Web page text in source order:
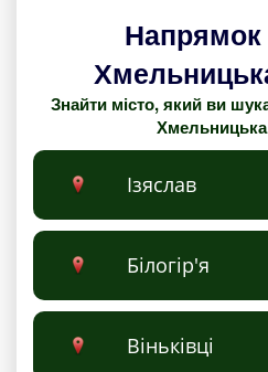
Напрямок
Знайти місто, який ви
Ізяслав
Білогір'я
Віньківці